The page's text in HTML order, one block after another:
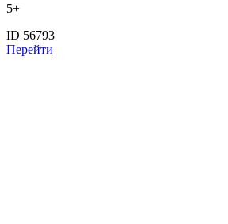
5+
ID 56793
Перейти